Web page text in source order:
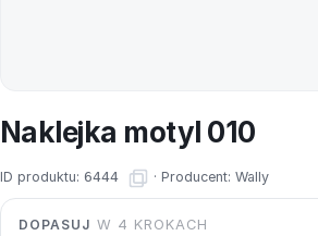
Naklejka motyl 010
ID produktu: 6444 · Producent: Wally
DOPASUJ W 4 KROKACH